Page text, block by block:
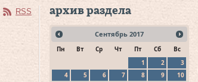
RSS архив раздела
Сентябрь 2017
Пн Вт Ср Чт Пт Сб
Вс
1
2
3
4
5 6 7 8 9
10